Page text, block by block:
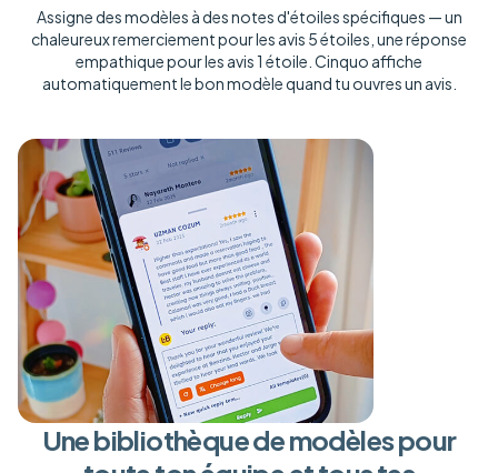
Assigne des modèles à des notes d'étoiles spécifiques — un
chaleureux remerciement pour les avis 5 étoiles, une réponse
empathique pour les avis 1 étoile. Cinquo affiche
automatiquement le bon modèle quand tu ouvres un avis.
Une bibliothèque de modèles pour